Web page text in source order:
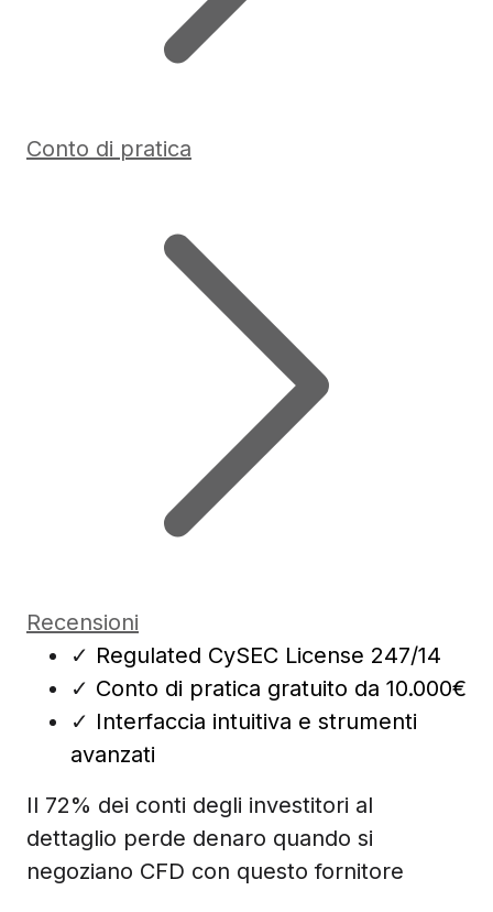
Conto di pratica
Recensioni
✓ Regulated CySEC License 247/14
✓ Conto di pratica gratuito da 10.000€
✓ Interfaccia intuitiva e strumenti
avanzati
Il 72% dei conti degli investitori al
dettaglio perde denaro quando si
negoziano CFD con questo fornitore